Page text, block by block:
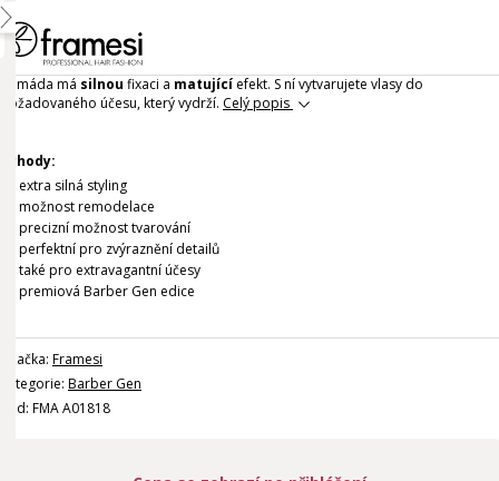
Pomáda má silnou fixaci a matující efekt. S ní vytvarujete vlasy do
požadovaného účesu, který vydrží. Celý popis
Výhody:
extra silná styling
možnost remodelace
precizní možnost tvarování
perfektní pro zvýraznění detailů
také pro extravagantní účesy
premiová Barber Gen edice
Značka: Framesi
Kategorie: Barber Gen
Kód: FMA A01818